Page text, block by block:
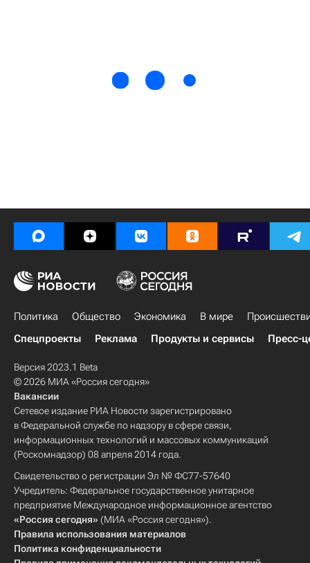
Политика Общество Экономика В мире
Спецпроекты
Реклама Продукты и сервисы Пресс-
Версия 2023.1 Beta
© 2026 МИА «Россия сегодня»
Вакансии
Сетевое издание РИА Новости зарегистрировано
в Федеральной службе по надзору в сфере связи,
информационных технологий и массовых коммуникаций
(Роскомнадзор) 08 апреля 2014 года.
Свидетельство о регистрации Эл № ФС77-57640
Учредитель: Федеральное государственное унитарное
предприятие Международное информационное агентство
«Россия сегодня» (МИА «Россия сегодня»).
Правила использования материалов
Политика конфиденциальности